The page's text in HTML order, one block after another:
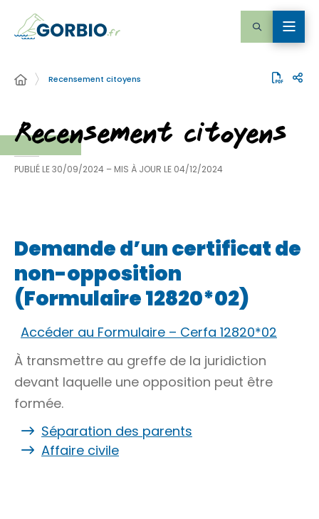
Recensement citoyens
Recensement citoyens
PUBLIÉ LE30/09/2024 – MIS À JOUR LE 04/12/2024
Demande d’un certificat de
non-opposition
(Formulaire 12820*02)
Accéder au Formulaire – Cerfa 12820*02
À transmettre au greffe de la juridiction
devant laquelle une opposition peut être
formée.
Séparation des parents
Affaire civile